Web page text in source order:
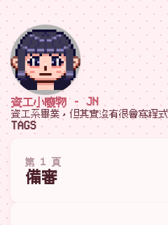
資工小廢物 - JN
資工系畢業，但其實沒有很會寫程式
TAGS
第 1 頁
備審